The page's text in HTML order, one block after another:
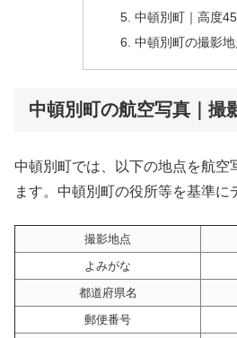
中頓別町｜高度
中頓別町の撮影
中頓別町の航空写真｜撮
中頓別町では、以下の地点を航空
ます。中頓別町の役所等を基準に
撮影地点
よみがな
都道府県名
郵便番号